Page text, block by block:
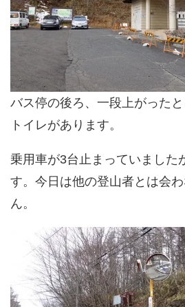
バス停の後ろ、一段上がった
トイレがあります。
乗用車が3台止まっていました
す。今日は他の登山者とは会
ん。